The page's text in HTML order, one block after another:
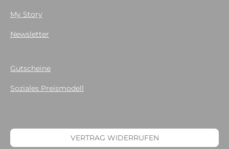
My Story
Newsletter
Gutscheine
Soziales Preismodell
VERTRAG WIDERRUFEN